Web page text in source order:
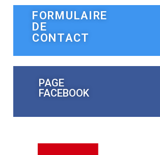
FORMULAIRE
DE
CONTACT
PAGE
FACEBOOK